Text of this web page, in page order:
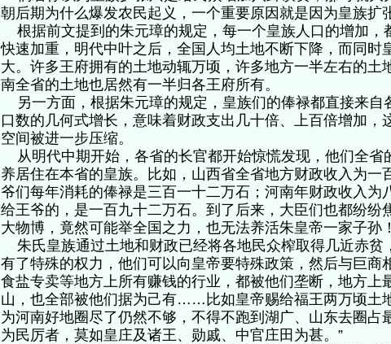
朝后期为什么爆发农民起义，一个重要原因就是因为皇族
根据前文提到的朱元璋的规定，每一个皇族人口的增加，
快速加重，明代中叶之后，全国人均土地不断下降，而同时
大。许多王府拥有的土地动辄万顷，许多地方一半左右的土
南全省的土地也居然有一半归各王府所有。
另一方面，根据朱元璋的规定，皇族们的俸禄都直接来自
口数的几何式增长，意味着财政支出几十倍、上百倍增加，
空间被进一步压缩。
从明代中期开始，各省的长官都开始惊慌发现，他们全省
养居住在本省的皇族。比如，山西省全省地方财政收入为一
爷们每年消耗的俸禄是三百一十二万石；河南年财政收入为
给王爷的，是一百九十二万石。到了后来，大臣们也都纷纷
大物博，竟然可能举全国之力，也无法养活朱皇帝一家子
朱氏皇族通过土地和财政已经将各地民众榨取得几近赤贫
有了特殊的权力，他们可以向皇帝要特殊政策，然后与巨商
食盐专卖等地方上所有赚钱的行业，都被他们垄断，地方上
山，也全部被他们据为己有……比如皇帝赐给福王两万顷土
为河南好地圈尽了仍然不够，不得不跑到湖广、山东去圈占
为民厉者，莫如皇庄及诸王、勋戚、中官庄田为甚。”